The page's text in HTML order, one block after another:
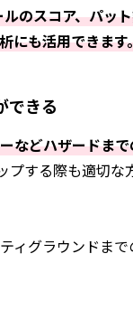
のスコア、パッ
にも活用できます
できる
などハザードま
プする際も適切
ィグラウンドま